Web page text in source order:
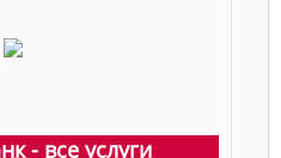
- все услуги